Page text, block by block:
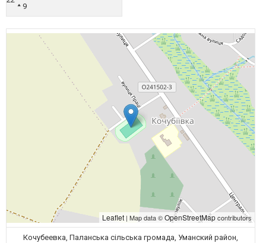
9
Leaflet | Map data ©OpenStreetMapcontributors
Кочубеевка, Паланська сільська громада, Уманский район,